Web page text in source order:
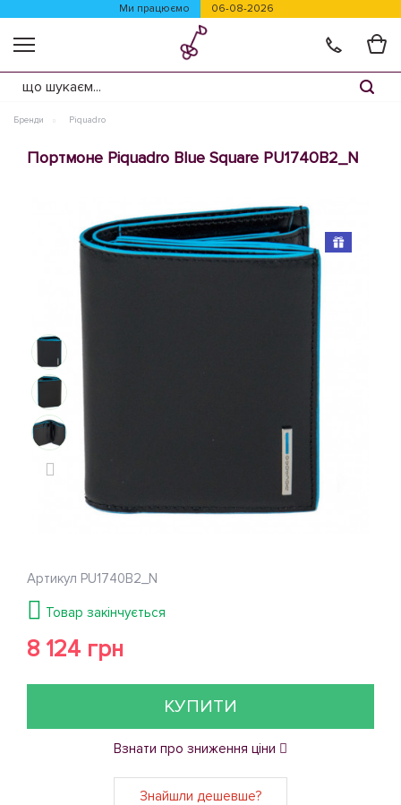
Ми працюємо 06-08-2026
Бренди Piquadro
Портмоне Piquadro Blue Square PU1740B2_N
Артикул PU1740B2_N
Товар закінчується
8 124 грн
КУПИТИ
Взнати про зниження ціни
Знайшли дешевше?